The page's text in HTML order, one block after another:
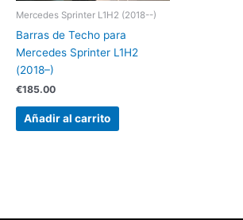
Mercedes Sprinter L1H2 (2018--)
Barras de Techo para
Mercedes Sprinter L1H2
(2018–)
€185.00
Añadir al carrito